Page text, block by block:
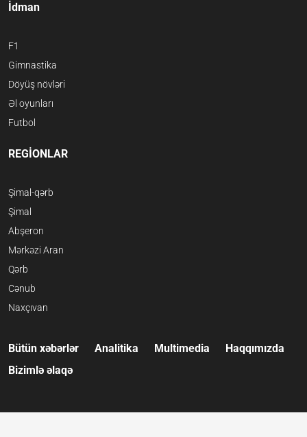
İdman
F1
Gimnastika
Döyüş növləri
Əl oyunları
Futbol
REGİONLAR
Şimal-qərb
Şimal
Abşeron
Mərkəzi Aran
Qərb
Cənub
Naxçıvan
Bütün xəbərlər Analitika Multimedia
Haqqımızda
Bizimlə əlaqə